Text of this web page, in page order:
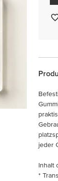
jeder
Inhalt
*